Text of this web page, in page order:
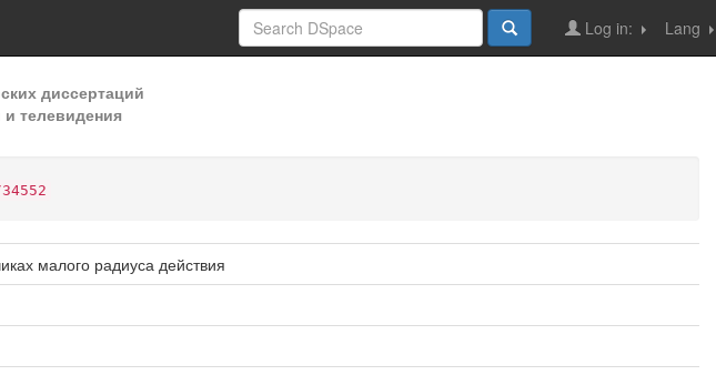
Lang
Log in:
диссертаций
телевидения
малого радиуса действия